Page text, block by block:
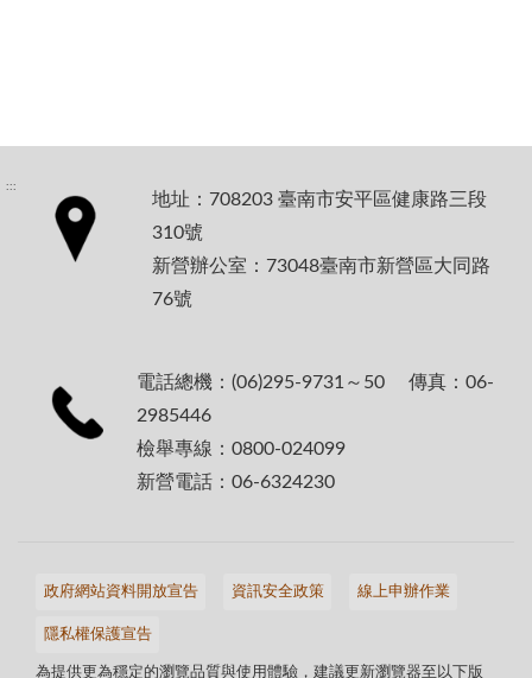
:::
地址：708203 臺南市安平區健康路三段
310號
新營辦公室：73048臺南市新營區大同路
76號
電話總機：(06)295-9731～50 傳真：06-
2985446
檢舉專線：0800-024099
新營電話：06-6324230
政府網站資料開放宣告 資訊安全政策 線上申辦作業
隱私權保護宣告
為提供更為穩定的瀏覽品質與使用體驗，建議更新瀏覽器至以下版